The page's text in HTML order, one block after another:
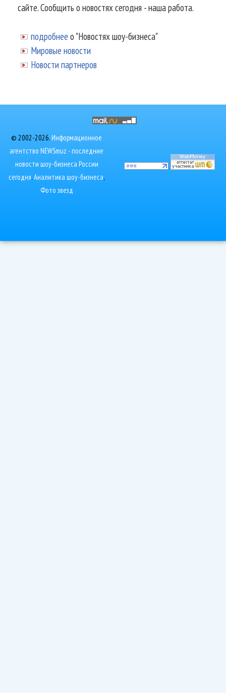
сайте. Сообщить о новостях сегодня - наша работа.
подробнее о "Новостях шоу-бизнеса"
Мировые новости
Новости партнеров
© 2002-2026.Информационное
агентство NEWSmuz - последние
новости шоу-бизнеса России
сегодня.Аналитика шоу-бизнеса,
Фото звезд